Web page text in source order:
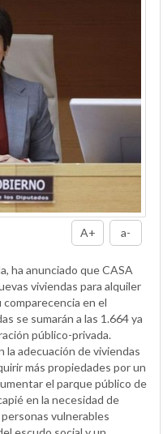
A+ a-
ha anunciado que CASA
viviendas para alquiler
en el
se sumarán a las 1.664 ya
público-privada.
la adecuación de viviendas
más propiedades por un
el parque público de
en la necesidad de
vulnerables